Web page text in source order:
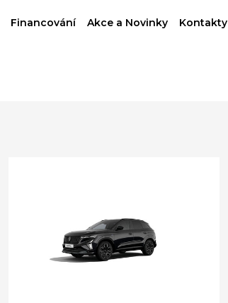
Financování Akce a Novinky Kontakty